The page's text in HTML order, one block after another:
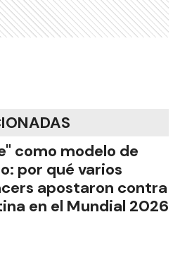
como modelo de
por qué varios
apostaron contra
en el Mundial 2026